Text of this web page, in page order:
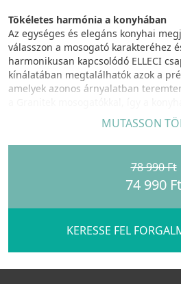
Tökéletes harmónia a konyhában
Az egységes és elegáns konyhai
válasszon a mosogató karakteréhez
harmonikusan kapcsolódó ELLECI
kínálatában megtalálhatók azok a
amelyek azonos árnyalatban
egységes és időtálló megjelenést
MUTASSON
78 990 Ft
74 990 Ft
KERESSE FEL